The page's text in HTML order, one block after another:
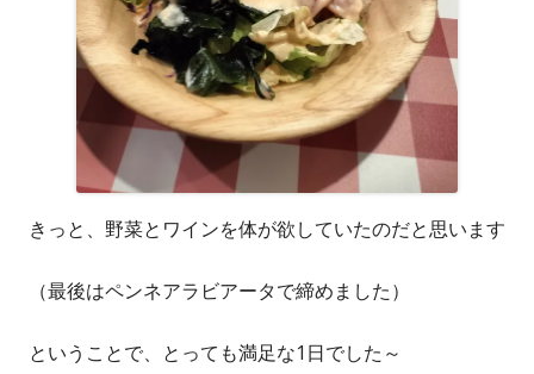
きっと、野菜とワインを体が欲していたのだと思います
（最後はペンネアラビアータで締めました）
ということで、とっても満足な1日でした～